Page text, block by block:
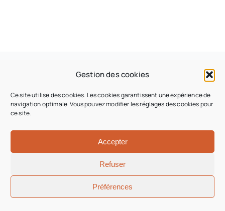
Gestion des cookies
Ce site utilise des cookies. Les cookies garantissent une expérience de
navigation optimale. Vous pouvez modifier les réglages des cookies pour
ce site.
Accepter
Refuser
Préférences
Ils nous ont fait
confiance
Maître L., avocat libéral né en